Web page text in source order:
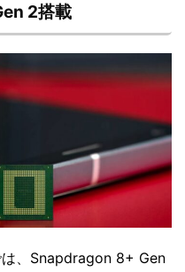
2搭載
は、Snapdragon 8+ Gen